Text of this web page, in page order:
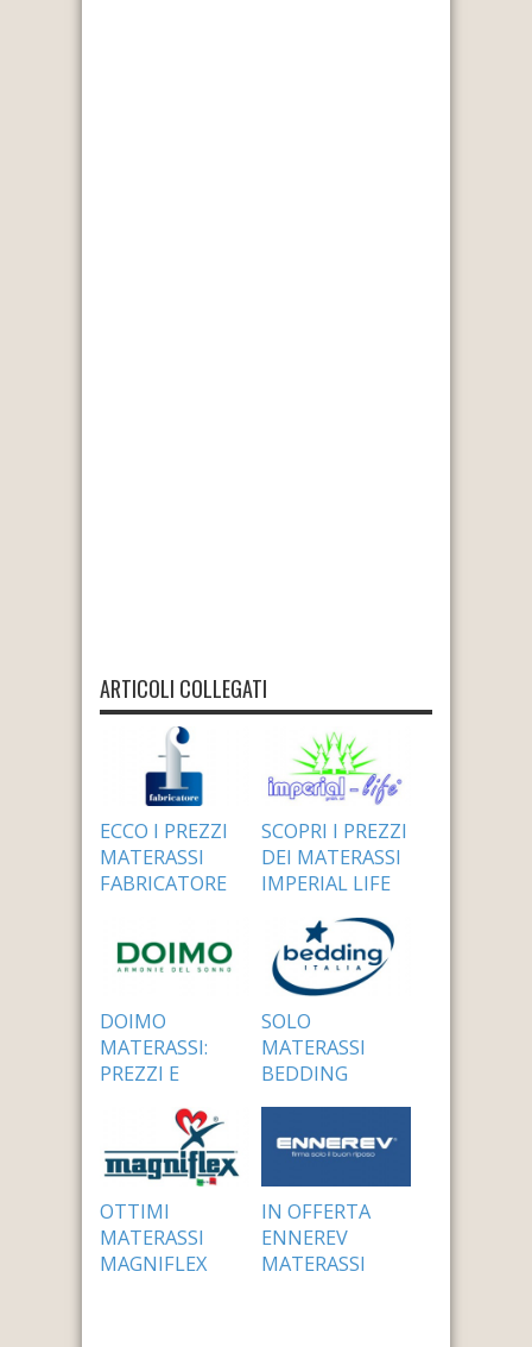
ARTICOLI COLLEGATI
ECCO I PREZZI
MATERASSI
FABRICATORE
SCOPRI I PREZZI
DEI MATERASSI
IMPERIAL LIFE
24 Settembre 2014
DOIMO
MATERASSI:
PREZZI E
24 Settembre 2014
SOLO
MATERASSI
BEDDING
OTTIMI
MATERASSI
MAGNIFLEX
IN OFFERTA
ENNEREV
MATERASSI